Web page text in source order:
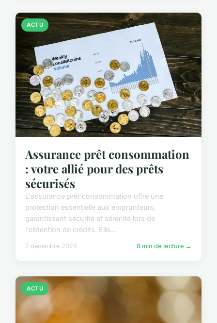
ACTU
Assurance prêt consommation
: votre allié pour des prêts
sécurisés
L'assurance prêt consommation offre une
protection essentielle aux emprunteurs,
garantissant sécurité et sérénité lors de
l'obtention de crédits. Elle...
7 décembre 2024 8 min de lecture →
ACTU